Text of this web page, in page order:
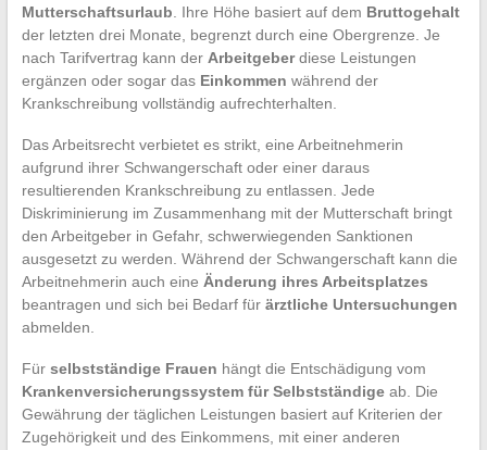
Mutterschaftsurlaub . Ihre Höhe basiert auf dem Bruttogehalt
der letzten drei Monate, begrenzt durch eine Obergrenze. Je
nach Tarifvertrag kann der Arbeitgeberdiese Leistungen
ergänzen oder sogar das Einkommen während der
Krankschreibung vollständig aufrechterhalten.
Das Arbeitsrecht verbietet es strikt, eine Arbeitnehmerin
aufgrund ihrer Schwangerschaft oder einer daraus
resultierenden Krankschreibung zu entlassen. Jede
Diskriminierung im Zusammenhang mit der Mutterschaft bringt
den Arbeitgeber in Gefahr, schwerwiegenden Sanktionen
ausgesetzt zu werden. Während der Schwangerschaft kann die
Arbeitnehmerin auch eine Änderung ihres Arbeitsplatzes
beantragen und sich bei Bedarf für ärztliche Untersuchungen
abmelden.
Für selbstständige Frauen hängt die Entschädigung vom
Krankenversicherungssystem für Selbstständigeab. Die
Gewährung der täglichen Leistungen basiert auf Kriterien der
Zugehörigkeit und des Einkommens, mit einer anderen